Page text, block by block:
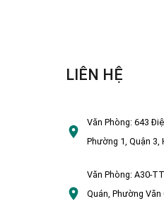
LIÊN HỆ
Văn Phòng:643
Phường 1, Quận 3,
Văn Phòng:A30-
Quán, Phường